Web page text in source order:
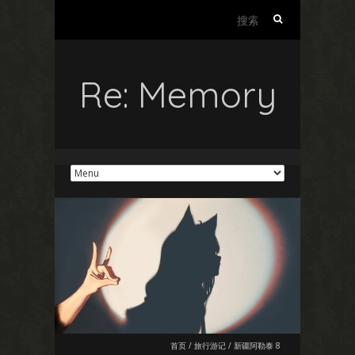
Re: Memory
首页 / 旅行游记 / 新疆阿勒泰 8